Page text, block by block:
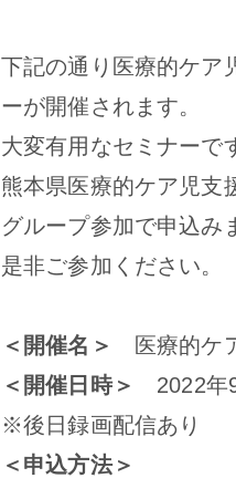
下記の通り医療的ケア
ーが開催されます。
大変有用なセミナーで
熊本県医療的ケア児支
グループ参加で申込み
是非ご参加ください。
＜開催名＞
医療的ケ
＜開催日時＞
2022年
※後日録画配信あり
＜申込方法＞